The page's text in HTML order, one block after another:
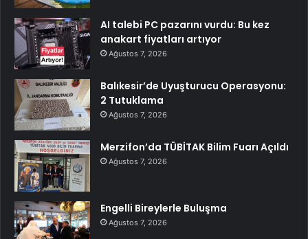
AI talebi PC pazarını vurdu: Bu kez
anakart fiyatları artıyor
Ağustos 7, 2026
Balıkesir’de Uyuşturucu Operasyonu:
2 Tutuklama
Ağustos 7, 2026
Merzifon’da TÜBİTAK Bilim Fuarı Açıldı
Ağustos 7, 2026
Engelli Bireylerle Buluşma
Ağustos 7, 2026